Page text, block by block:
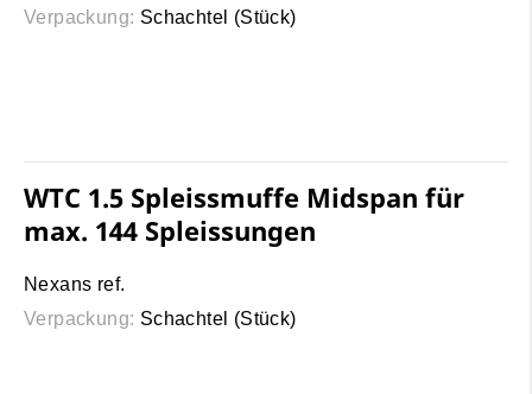
Verpackung: Schachtel (Stück)
WTC 1.5 Spleissmuffe Midspan für
max. 144 Spleissungen
Nexans ref.
Verpackung: Schachtel (Stück)